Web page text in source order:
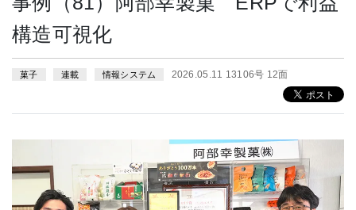
構造可視化
菓子 連載 情報システム 2026.05.11 13106号 12面